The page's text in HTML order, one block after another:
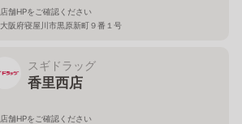
店舗HPをご確認ください
大阪府寝屋川市黒原新町９番１号
スギドラッグ
香里西店
店舗HPをご確認ください